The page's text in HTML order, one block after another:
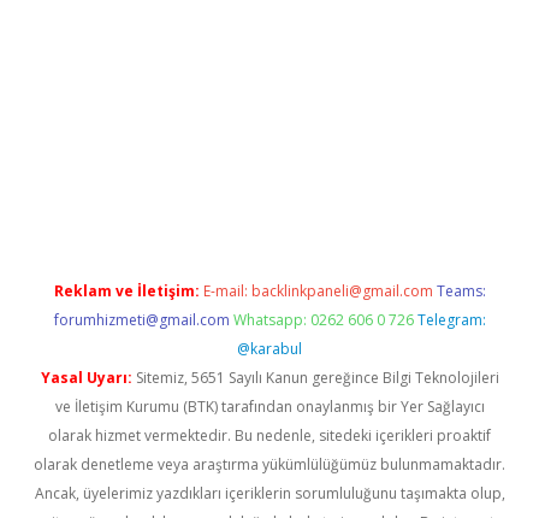
Reklam ve İletişim: E-mail: backlinkpaneli@gmail.com Teams:
forumhizmeti@gmail.com Whatsapp: 0262 606 0 726 Telegram:
@karabul
Yasal Uyarı: Sitemiz, 5651 Sayılı Kanun gereğince Bilgi Teknolojileri
ve İletişim Kurumu (BTK) tarafından onaylanmış bir Yer Sağlayıcı
olarak hizmet vermektedir. Bu nedenle, sitedeki içerikleri proaktif
olarak denetleme veya araştırma yükümlülüğümüz bulunmamaktadır.
Ancak, üyelerimiz yazdıkları içeriklerin sorumluluğunu taşımakta olup,